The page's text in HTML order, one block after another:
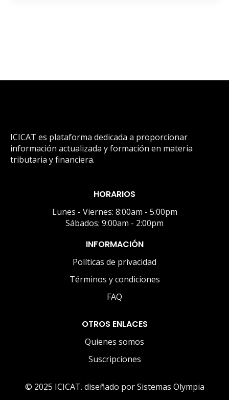
ICICAT es plataforma dedicada a proporcionar
información actualizada y formación en materia
tributaria y financiera.
HORARIOS
Lunes - Viernes: 8:00am - 5:00pm
Sábados: 9:00am - 2:00pm
INFORMACIÓN
Políticas de privacidad
Términos y condiciones
FAQ
OTROS ENLACES
Quienes somos
Suscripciones
© 2025 ICICAT. diseñado por Sistemas Olympia